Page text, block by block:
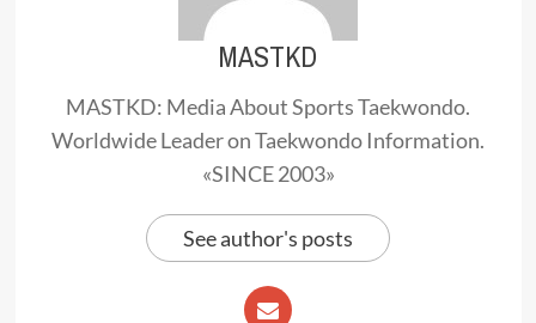
MASTKD
MASTKD: Media About Sports Taekwondo.
Worldwide Leader on Taekwondo Information.
«SINCE 2003»
See author's posts